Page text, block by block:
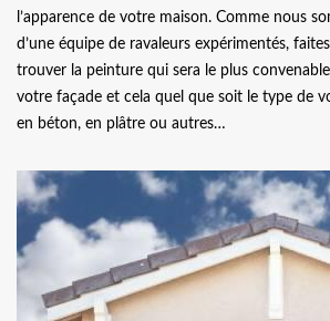
l’apparence de votre maison. Comme nous
d’une équipe de ravaleurs expérimentés,
trouver la peinture qui sera le plus
votre façade et cela quel que soit le type de
en béton, en plâtre ou autres…